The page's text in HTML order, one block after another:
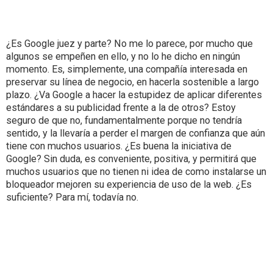
¿Es Google juez y parte? No me lo parece, por mucho que
algunos se empeñen en ello, y no lo he dicho en ningún
momento. Es, simplemente, una compañía interesada en
preservar su línea de negocio, en hacerla sostenible a largo
plazo. ¿Va Google a hacer la estupidez de aplicar diferentes
estándares a su publicidad frente a la de otros? Estoy
seguro de que no, fundamentalmente porque no tendría
sentido, y la llevaría a perder el margen de confianza que aún
tiene con muchos usuarios. ¿Es buena la iniciativa de
Google? Sin duda, es conveniente, positiva, y permitirá que
muchos usuarios que no tienen ni idea de como instalarse un
bloqueador mejoren su experiencia de uso de la web. ¿Es
suficiente? Para mí, todavía no.